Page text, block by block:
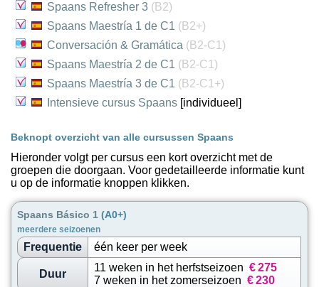
Spaans Refresher 3 (B2)
Spaans Maestría 1 de C1 (B2+)
Conversación & Gramática (B2-C1)
Spaans Maestría 2 de C1 (B2-C1)
Spaans Maestría 3 de C1 (B2-C1+)
Intensieve cursus Spaans [individueel]
Beknopt overzicht van alle cursussen Spaans
Hieronder volgt per cursus een kort overzicht met de
groepen die doorgaan. Voor gedetailleerde informatie kunt
u op de informatie knoppen klikken.
Spaans Básico 1 (A0+)
meerdere seizoenen
Frequentie één keer per week
Duur
11 weken in het herfstseizoen €275
7 weken in het zomerseizoen €230